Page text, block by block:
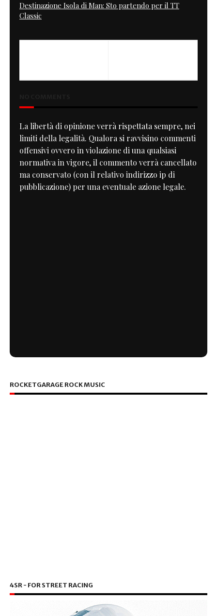
Destinazione Isola di Man: Sto partendo per il TT
Classic
La libertà di opinione verrà rispettata sempre, nei
limiti della legalità. Qualora si ravvisino commenti
offensivi ovvero in violazione di una qualsiasi
normativa in vigore, il commento verrà cancellato
ma conservato (con il relativo indirizzo ip di
pubblicazione) per una eventuale azione legale.
ROCKETGARAGE ROCK MUSIC
4SR - FOR STREET RACING